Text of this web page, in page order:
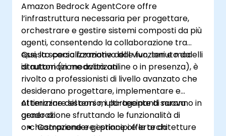
Amazon Bedrock AgentCore offre
l’infrastruttura necessaria per progettare,
orchestrare e gestire sistemi composti da più
agenti, consentendo la collaborazione tra
essi, la specializzazione delle funzioni e modelli
di automazione avanzati.
Questo corso formativo dal vivo, tenuto da
istruttori (in modalità online o in presenza), è
rivolto a professionisti di livello avanzato che
desiderano progettare, implementare e
ottimizzare sistemi multi-agente di nuova
generazione sfruttando le funzionalità di
orchestrazione e gestione offerte da
Al termine del corso, i partecipanti saranno in
grado di:
Comprendere i principi e le architetture